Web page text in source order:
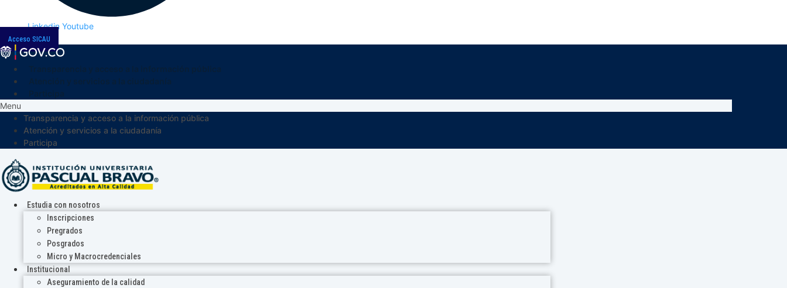
Linkedin Youtube
Acceso SICAU
Menu
Transparencia y acceso a la información pública
Atención y servicios a la ciudadanía
Participa
Estudia con nosotros
Inscripciones
Pregrados
Posgrados
Micro y Macrocredenciales
Institucional
Aseguramiento de la calidad